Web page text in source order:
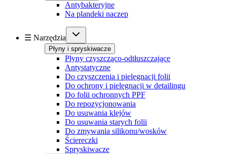
Antybakteryjne
Na plandeki naczep
☰ Narzędzia
Płyny i spryskiwacze
Płyny czyszcząco-odtłuszczające
Antystatyczne
Do czyszczenia i pielęgnacji folii
Do ochrony i pielęgnacji w detailingu
Do folii ochronnych PPF
Do repozycjonowania
Do usuwania klejów
Do usuwania starych folii
Do zmywania silikonu/wosków
Ściereczki
Spryskiwacze